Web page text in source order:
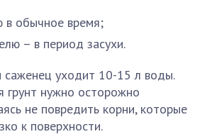
в обычное время;
– в период засухи.
уходит 10-15 л воды.
грунт нужно осторожно
не повредить корни, которые
к поверхности.